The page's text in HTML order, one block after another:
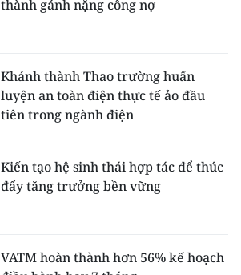
thành gánh nặng công nợ
Khánh thành Thao trường huấn
luyện an toàn điện thực tế ảo đầu
tiên trong ngành điện
Kiến tạo hệ sinh thái hợp tác để thúc
đẩy tăng trưởng bền vững
VATM hoàn thành hơn 56% kế hoạch